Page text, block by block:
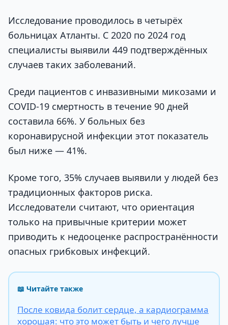
Исследование проводилось в четырёх
больницах Атланты. С 2020 по 2024 год
специалисты выявили 449 подтверждённых
случаев таких заболеваний.
Среди пациентов с инвазивными микозами и
COVID-19 смертность в течение 90 дней
составила 66%. У больных без
коронавирусной инфекции этот показатель
был ниже — 41%.
Кроме того, 35% случаев выявили у людей без
традиционных факторов риска.
Исследователи считают, что ориентация
только на привычные критерии может
приводить к недооценке распространённости
опасных грибковых инфекций.
📖 Читайте также
После ковида болит сердце, а кардиограмма
хорошая: что это может быть и чего лучше